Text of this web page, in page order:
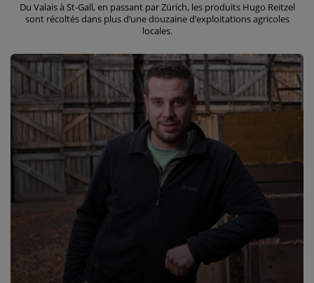
Du Valais à St-Gall, en passant par Zürich, les produits Hugo Reitzel
sont récoltés dans plus d’une douzaine d’exploitations agricoles
locales.